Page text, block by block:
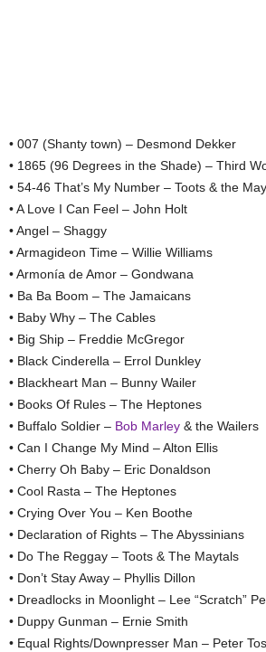
• 007 (Shanty town) – Desmond Dekker
• 1865 (96 Degrees in the Shade) – Third
• 54-46 That’s My Number – Toots & the
• A Love I Can Feel – John Holt
• Angel – Shaggy
• Armagideon Time – Willie Williams
• Armonía de Amor – Gondwana
• Ba Ba Boom – The Jamaicans
• Baby Why – The Cables
• Big Ship – Freddie McGregor
• Black Cinderella – Errol Dunkley
• Blackheart Man – Bunny Wailer
• Books Of Rules – The Heptones
• Buffalo Soldier – Bob Marley & the Wailers
• Can I Change My Mind – Alton Ellis
• Cherry Oh Baby – Eric Donaldson
• Cool Rasta – The Heptones
• Crying Over You – Ken Boothe
• Declaration of Rights – The Abyssinians
• Do The Reggay – Toots & The Maytals
• Don’t Stay Away – Phyllis Dillon
• Dreadlocks in Moonlight – Lee “Scratch”
• Duppy Gunman – Ernie Smith
• Equal Rights/Downpresser Man – Peter